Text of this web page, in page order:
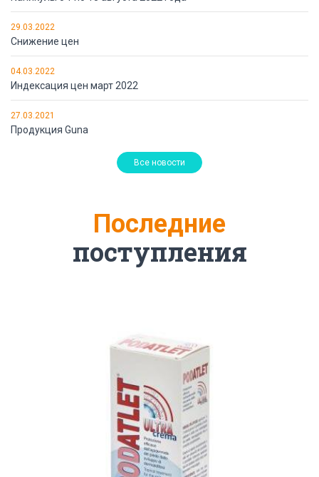
29.03.2022
Снижение цен
04.03.2022
Индексация цен март 2022
27.03.2021
Продукция Guna
Все новости
Последние
поступления